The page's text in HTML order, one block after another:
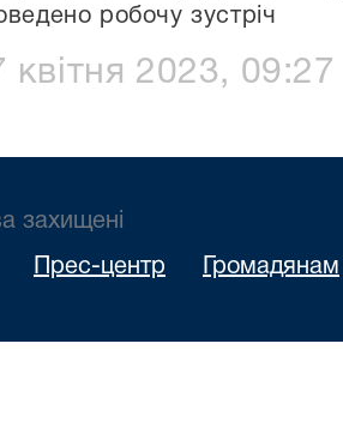
робочу зустріч
квітня 2023, 09:27
захищені
Прес-центр Громадянам